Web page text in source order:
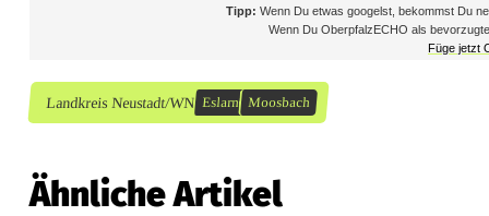
Tipp: Wenn Du etwas googelst, bekommst Du
Wenn Du OberpfalzECHO als
Füge jetzt
Landkreis Neustadt/WN Eslarn Moosbach
Ähnliche Artikel